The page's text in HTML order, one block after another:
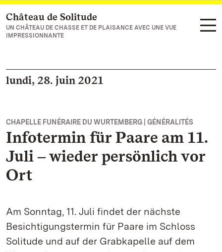
Vers la page d’accueil
Château de Solitude
UN CHÂTEAU DE CHASSE ET DE PLAISANCE AVEC UNE VUE
IMPRESSIONNANTE
lundi, 28. juin 2021
CHAPELLE FUNÉRAIRE DU WURTEMBERG | GÉNÉRALITÉS
Infotermin für Paare am 11.
Juli ‒ wieder persönlich vor
Ort
Am Sonntag, 11. Juli findet der nächste
Besichtigungstermin für Paare im Schloss
Solitude und auf der Grabkapelle auf dem